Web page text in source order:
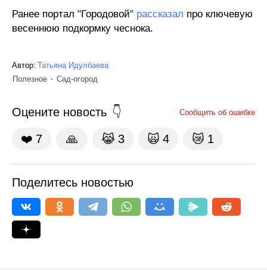
Ранее портал "Городовой" рассказал про ключевую
весеннюю подкормку чеснока.
Автор: Татьяна Идулбаева
Полезное
Сад-огород
Оцените новость Сообщить об ошибке
❤️ 7 🙏 😹 3 🙀 4 😿 1
Поделитесь новостью